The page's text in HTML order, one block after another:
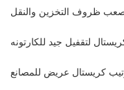
ظروف التخزين والنقل
لتقفيل جيد للكارتونه
كريستال عريض للمصانع